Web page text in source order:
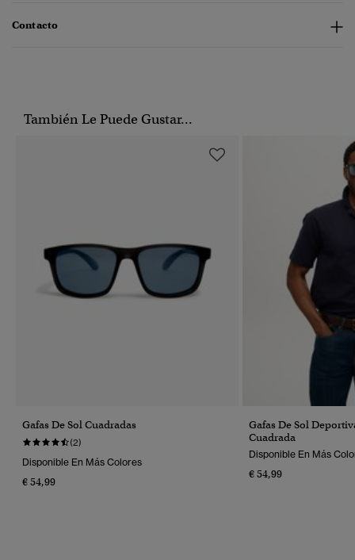
Contacto
También Le Puede Gustar...
Gafas De Sol Cuadradas
(2)
Disponible En Más Colores
€ 54,99
Gafas De Sol
Cuadrada
Disponible En Más
€ 54,99